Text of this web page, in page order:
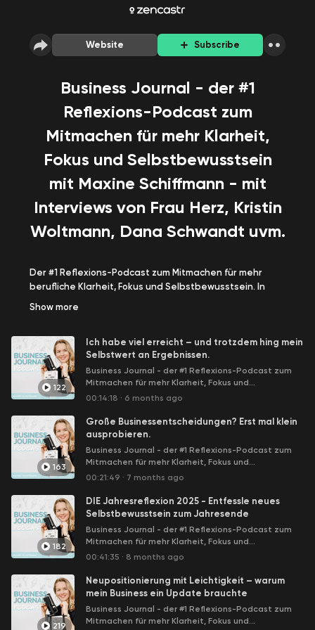
Website Subscribe
Business Journal - der #1
Reflexions-Podcast zum
Mitmachen für mehr Klarheit,
Fokus und Selbstbewusstsein
mit Maxine Schiffmann - mit
Interviews von Frau Herz, Kristin
Woltmann, Dana Schwandt uvm.
Der #1 Reflexions-Podcast zum Mitmachen für mehr
berufliche Klarheit, Fokus und Selbstbewusstsein. In
geführten Journal-Sessions erkennst Du Deine
navigieren. Durch Journal-Übungen und
Reflexionsfragen in Deinem Notizbuch erschaffst Du
positive Veränderungen und kommst durch die Magie
des Aufschreibens ins Tun. In diesem Podcast teile ich
nicht nur die besten Businessreflexionen, sondern auch
ganz offen und ehrlich die Höhen und Tiefen meiner
eigenen Selbstständigkeit, um dir bei deinem
Businessaufbau zur Seite zu stehen. Lass uns
gemeinsam loslegen! Deine Maxine
Show more
122
Ich habe viel erreicht – und trotzdem hing mein
Selbstwert an Ergebnissen.
Business Journal - der #1 Reflexions-Podcast zum
Mitmachen für mehr Klarheit, Fokus und
Selbstbewusstsein mit Maxine Schiffmann - mit
Schwandt uvm.
00:14:18 · 6 months ago
163
Große Businessentscheidungen? Erst mal klein
ausprobieren.
Business Journal - der #1 Reflexions-Podcast zum
Mitmachen für mehr Klarheit, Fokus und
Selbstbewusstsein mit Maxine Schiffmann - mit
Schwandt uvm.
00:21:49 · 7 months ago
182
DIE Jahresreflexion 2025 - Entfessle neues
Selbstbewusstsein zum Jahresende
Business Journal - der #1 Reflexions-Podcast zum
Mitmachen für mehr Klarheit, Fokus und
Selbstbewusstsein mit Maxine Schiffmann - mit
Schwandt uvm.
00:41:35 · 8 months ago
219
Neupositionierung mit Leichtigkeit – warum
mein Business ein Update brauchte
Business Journal - der #1 Reflexions-Podcast zum
Mitmachen für mehr Klarheit, Fokus und